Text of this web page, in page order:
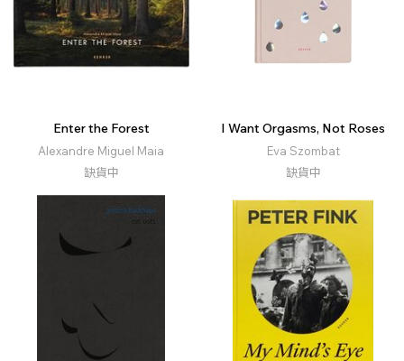
Enter the Forest
Alexandre Miguel Maia
缺貨中
I Want Orgasms, Not Roses
Eva Szombat
缺貨中